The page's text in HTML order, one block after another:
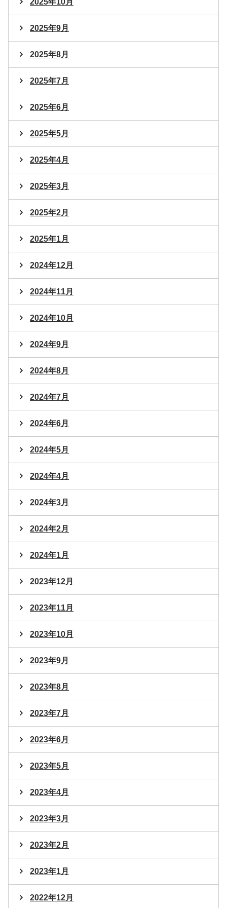
2025年9月
2025年8月
2025年7月
2025年6月
2025年5月
2025年4月
2025年3月
2025年2月
2025年1月
2024年12月
2024年11月
2024年10月
2024年9月
2024年8月
2024年7月
2024年6月
2024年5月
2024年4月
2024年3月
2024年2月
2024年1月
2023年12月
2023年11月
2023年10月
2023年9月
2023年8月
2023年7月
2023年6月
2023年5月
2023年4月
2023年3月
2023年2月
2023年1月
2022年12月